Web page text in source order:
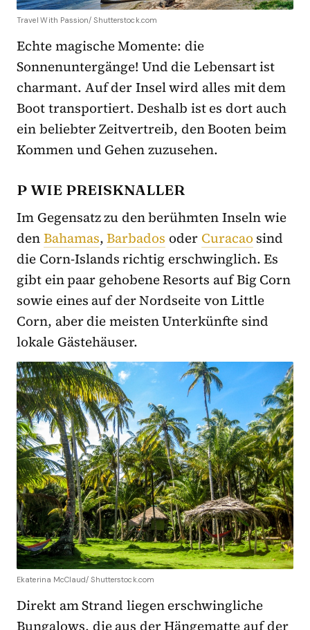
Travel With Passion/ Shutterstock.com
Echte magische Momente: die
Sonnenuntergänge! Und die Lebensart ist
charmant. Auf der Insel wird alles mit dem
Boot transportiert. Deshalb ist es dort auch
ein beliebter Zeitvertreib, den Booten beim
Kommen und Gehen zuzusehen.
P WIE PREISKNALLER
Im Gegensatz zu den berühmten Inseln wie
denBahamas,Barbados oder Curacao sind
die Corn-Islands richtig erschwinglich. Es
gibt ein paar gehobene Resorts auf Big Corn
sowie eines auf der Nordseite von Little
Corn, aber die meisten Unterkünfte sind
lokale Gästehäuser.
Ekaterina McClaud/ Shutterstock.com
Direkt am Strand liegen erschwingliche
Bungalows, die aus der Hängematte auf der